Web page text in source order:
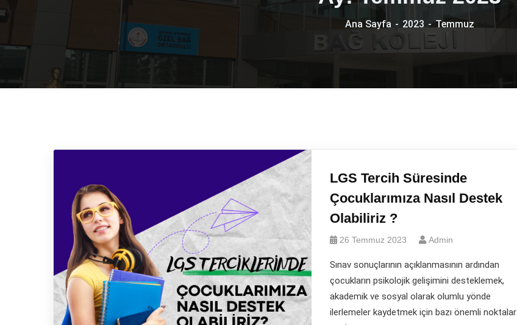
Ana Sayfa 2023 Temmuz
LGS Tercih Süresinde
Çocuklarımıza Nasıl Destek
Olabiliriz ?
26 Temmuz 2023 Admin
Sınav sonuçlarının açıklanmasının ardından
çocukların psikolojik gelişimini desteklemek,
akademik ve sosyal olarak olumlu yönde
ilerlemeler kaydetmek için bazı önemli noktalar